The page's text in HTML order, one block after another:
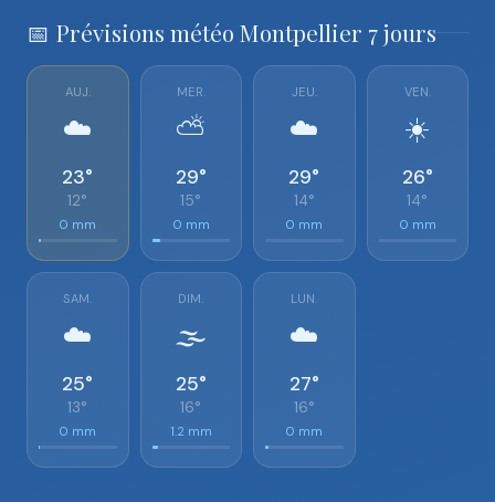
📅 Prévisions météo Montpellier 7 jours
AUJ.
☁️
23°
12°
0 mm
MER.
⛅
29°
15°
0 mm
JEU.
☁️
29°
14°
0 mm
VEN.
☀️
26°
14°
0 mm
SAM.
☁️
25°
13°
0 mm
DIM.
🌫️
25°
16°
1.2 mm
LUN.
☁️
27°
16°
0 mm